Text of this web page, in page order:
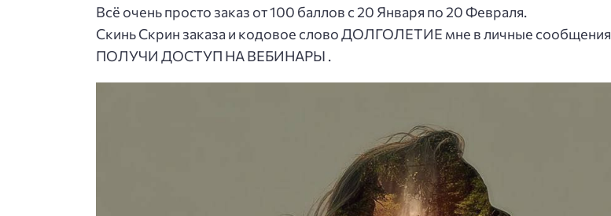
Всё очень просто заказ от 100 баллов с 20 Января по 20 Февраля.
Скинь Скрин заказа и кодовое слово ДОЛГОЛЕТИЕ мне в личные сообщения
ПОЛУЧИ ДОСТУП НА ВЕБИНАРЫ .